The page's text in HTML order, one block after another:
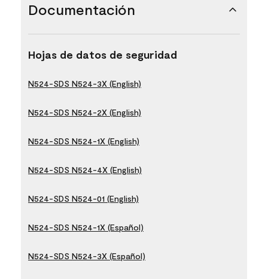
Documentación
Hojas de datos de seguridad
N524-SDS N524-3X (English)
N524-SDS N524-2X (English)
N524-SDS N524-1X (English)
N524-SDS N524-4X (English)
N524-SDS N524-01 (English)
N524-SDS N524-1X (Español)
N524-SDS N524-3X (Español)